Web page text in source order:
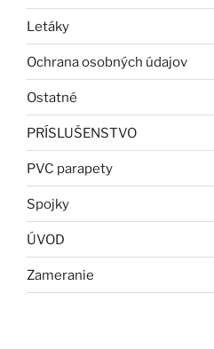
Letáky
Ochrana osobných údajov
Ostatné
PRÍSLUŠENSTVO
PVC parapety
Spojky
ÚVOD
Zameranie